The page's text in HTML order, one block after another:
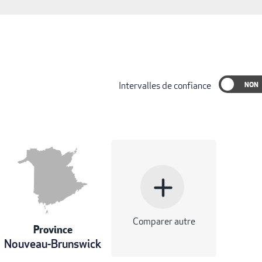
Intervalles de confiance
Province
Nouveau-Brunswick
add
Comparer autre